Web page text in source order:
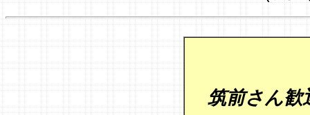
筑前さん歓